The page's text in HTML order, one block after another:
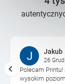
Jakub
26
Polecam Printu!
wysokim